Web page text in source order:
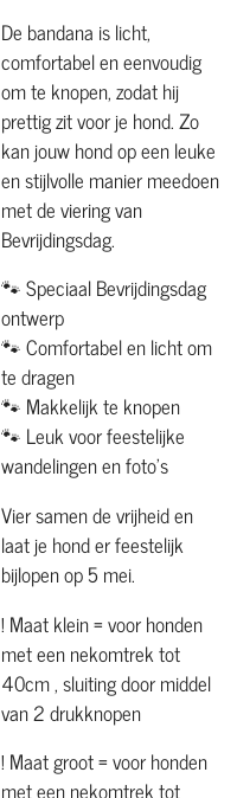
De bandana is licht,
comfortabel en eenvoudig
om te knopen, zodat hij
prettig zit voor je hond. Zo
kan jouw hond op een leuke
en stijlvolle manier meedoen
met de viering van
Bevrijdingsdag.
🐾 Speciaal Bevrijdingsdag
ontwerp
🐾 Comfortabel en licht om
te dragen
🐾 Makkelijk te knopen
🐾 Leuk voor feestelijke
wandelingen en foto’s
Vier samen de vrijheid en
laat je hond er feestelijk
bijlopen op 5 mei.
! Maat klein = voor honden
met een nekomtrek tot
40cm , sluiting door middel
van 2 drukknopen
! Maat groot = voor honden
met een nekomtrek tot